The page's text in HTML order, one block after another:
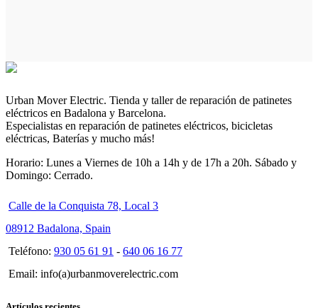
Urban Mover Electric. Tienda y taller de reparación de patinetes
eléctricos en Badalona y Barcelona.
Especialistas en reparación de patinetes eléctricos, bicicletas
eléctricas, Baterías y mucho más!
Horario: Lunes a Viernes de 10h a 14h y de 17h a 20h. Sábado y
Domingo: Cerrado.
Calle de la Conquista 78, Local 3
08912 Badalona, Spain
Teléfono: 930 05 61 91 - 640 06 16 77
Email: info(a)urbanmoverelectric.com